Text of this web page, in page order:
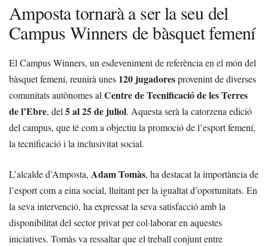
Amposta tornarà a ser la seu del
Campus Winners de bàsquet femení
El Campus Winners, un esdeveniment de referència en el món del
bàsquet femení, reunirà unes 120 jugadoresprovenint de diverses
comunitats autònomes al Centre de Tecnificació de les Terres
de l’Ebre, del 5 al 25 de juliol. Aquesta serà la catorzena edició
del campus, que té com a objectiu la promoció de l’esport femení,
la tecnificació i la inclusivitat social.
L’alcalde d’Amposta, Adam Tomàs, ha destacat la importància de
l’esport com a eina social, lluitant per la igualtat d’oportunitats. En
la seva intervenció, ha expressat la seva satisfacció amb la
disponibilitat del sector privat per col·laborar en aquestes
iniciatives. Tomàs va ressaltar que el treball conjunt entre